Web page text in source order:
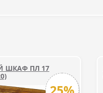
ШКАФ ПЛ 17